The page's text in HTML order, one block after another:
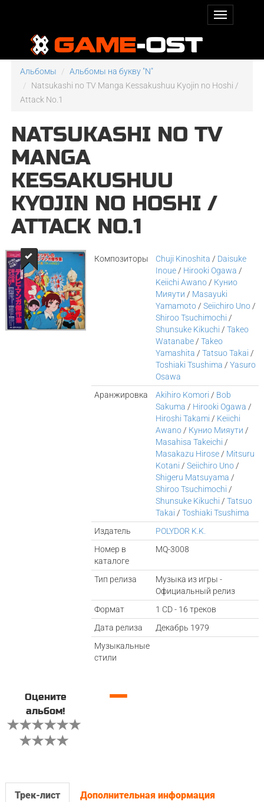
Альбомы
Альбомы на букву "N"
Natsukashi no TV Manga Kessakushuu Kyojin no Hoshi /
Attack No.1
NATSUKASHI NO TV
MANGA
KESSAKUSHUU
KYOJIN NO HOSHI /
ATTACK NO.1
Композиторы Chuji Kinoshita / Daisuke
Inoue / Hirooki Ogawa /
Keiichi Awano / Кунио
Мияути / Masayuki
Yamamoto /Seiichiro Uno /
Shiroo Tsuchimochi /
Shunsuke Kikuchi /Takeo
Watanabe /Takeo
Yamashita /Tatsuo Takai /
Toshiaki Tsushima /Yasuro
Osawa
Аранжировка
Akihiro Komori / Bob
Sakuma / Hirooki Ogawa /
Hiroshi Takami / Keiichi
Awano / Кунио Мияути /
Masahisa Takeichi /
Masakazu Hirose / Mitsuru
Kotani /Seiichiro Uno /
Shigeru Matsuyama /
Shiroo Tsuchimochi /
Shunsuke Kikuchi /Tatsuo
Takai /Toshiaki Tsushima
Издатель
POLYDOR K.K.
Номер в
каталоге
MQ-3008
Тип релиза
Музыка из игры -
Официальный релиз
Формат
1 CD - 16 треков
Дата релиза
Декабрь 1979
Музыкальные
стили
Оцените
альбом!
—
Трек-лист Дополнительная информация